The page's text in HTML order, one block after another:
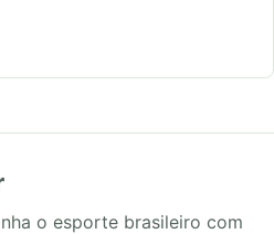
o esporte brasileiro com